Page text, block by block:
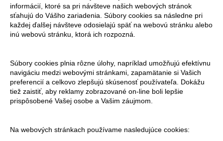
informácií, ktoré sa pri návšteve našich webových stránok
sťahujú do Vášho zariadenia. Súbory cookies sa následne pri
každej ďalšej návšteve odosielajú späť na webovú stránku alebo
inú webovú stránku, ktorá ich rozpozná.
Súbory cookies plnia rôzne úlohy, napríklad umožňujú efektívnu
navigáciu medzi webovými stránkami, zapamätanie si Vašich
preferencií a celkovo zlepšujú skúsenosť používateľa. Dokážu
tiež zaistiť, aby reklamy zobrazované on-line boli lepšie
prispôsobené Vašej osobe a Vašim záujmom.
Na webových stránkach používame nasledujúce cookies: